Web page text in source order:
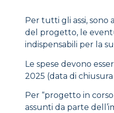
Per tutti gli assi, sono
del progetto, le
indispensabili per la
Le spese devono
2025 (data di
Per “progetto in
assunti da parte